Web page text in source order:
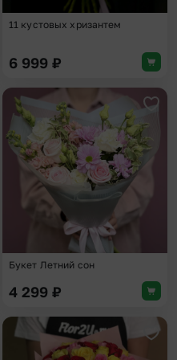
11 кустовых хризантем
6 999 ₽
в избранное
Букет Летний сон
4 299 ₽
в избранное